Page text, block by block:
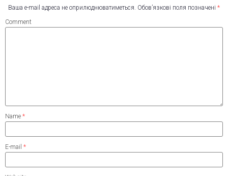
Ваша e-mail адреса не оприлюднюватиметься. Обов’язкові поля позначені *
Comment
Name *
E-mail *